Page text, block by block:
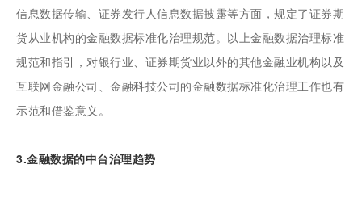
信息数据传输、证券发行人信息数据披露等方面，规定了证券期
货从业机构的金融数据标准化治理规范。以上金融数据治理标准
规范和指引，对银行业、证券期货业以外的其他金融业机构以及
互联网金融公司、金融科技公司的金融数据标准化治理工作也有
示范和借鉴意义。
3.金融数据的中台治理趋势